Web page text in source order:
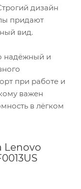
дизайн
придают
вид.
надёжный и
при работе и
важен
в лёгком
Lenovo